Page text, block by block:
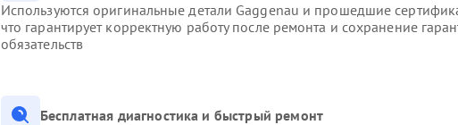
Используются оригинальные детали Gaggenau и прошедшие
что гарантирует корректную работу после ремонта и сохранение
обязательств
Бесплатная диагностика и быстрый ремонт